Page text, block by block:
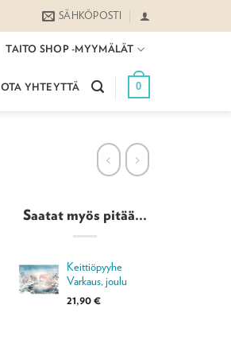
SÄHKÖPOSTI
TAITO SHOP -MYYMÄLÄT
OTA YHTEYTTÄ 0
Saatat myös pitää...
Keittiöpyyhe
Varkaus, joulu
21,90€